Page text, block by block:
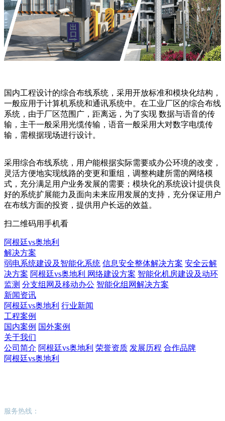
国内工程设计的综合布线系统，采用开放标准和模块化结构，
一般应用于计算机系统和通讯系统中。在工业厂区的综合布线
系统，由于厂区范围广，距离远，为了实现 数据与语音的传
输，主干一般采用光缆传输，语音一般采用大对数字电缆传
输，需根据现场进行设计。
采用综合布线系统，用户能根据实际需要或办公环境的改变，
灵活方便地实现线路的变更和重组，调整构建所需的网络模
式，充分满足用户业务发展的需要；模块化的系统设计提供良
好的系统扩展能力及面向未来应用发展的支持，充分保证用户
在布线方面的投资，提供用户长远的效益。
扫二维码用手机看
阿根廷vs奥地利
解决方案
弱电系统建设及智能化系统 信息安全整体解决方案 安全云解
决方案 阿根廷vs奥地利 网络建设方案 智能化机房建设及动环
监测 分支组网及移动办公 智能化组网解决方案
新闻资讯
阿根廷vs奥地利 行业新闻
工程案例
国内案例 国外案例
关于我们
公司简介 阿根廷vs奥地利 荣誉资质 发展历程 合作品牌
阿根廷vs奥地利
服务热线：